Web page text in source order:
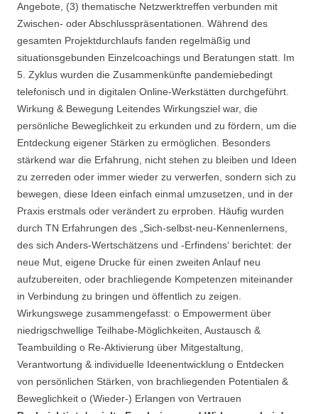
Angebote, (3) thematische Netzwerktreffen verbunden mit
Zwischen- oder Abschlusspräsentationen. Während des
gesamten Projektdurchlaufs fanden regelmäßig und
situationsgebunden Einzelcoachings und Beratungen statt. Im
5. Zyklus wurden die Zusammenkünfte pandemiebedingt
telefonisch und in digitalen Online-Werkstätten durchgeführt.
Wirkung & Bewegung Leitendes Wirkungsziel war, die
persönliche Beweglichkeit zu erkunden und zu fördern, um die
Entdeckung eigener Stärken zu ermöglichen. Besonders
stärkend war die Erfahrung, nicht stehen zu bleiben und Ideen
zu zerreden oder immer wieder zu verwerfen, sondern sich zu
bewegen, diese Ideen einfach einmal umzusetzen, und in der
Praxis erstmals oder verändert zu erproben. Häufig wurden
durch TN Erfahrungen des „Sich-selbst-neu-Kennenlernens,
des sich Anders-Wertschätzens und -Erfindens‘ berichtet: der
neue Mut, eigene Drucke für einen zweiten Anlauf neu
aufzubereiten, oder brachliegende Kompetenzen miteinander
in Verbindung zu bringen und öffentlich zu zeigen.
Wirkungswege zusammengefasst: o Empowerment über
niedrigschwellige Teilhabe-Möglichkeiten, Austausch &
Teambuilding o Re-Aktivierung über Mitgestaltung,
Verantwortung & individuelle Ideenentwicklung o Entdecken
von persönlichen Stärken, von brachliegenden Potentialen &
Beweglichkeit o (Wieder-) Erlangen von Vertrauen